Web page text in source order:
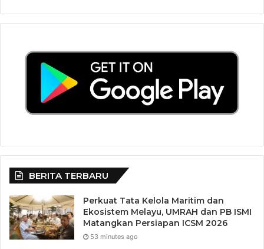
BERITA TERBARU
Perkuat Tata Kelola Maritim dan
Ekosistem Melayu, UMRAH dan PB ISMI
Matangkan Persiapan ICSM 2026
53 minutes ago